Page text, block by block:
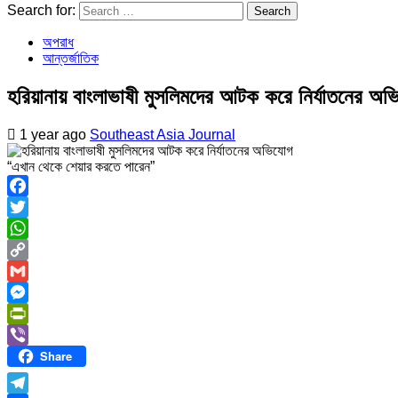
Search for:
অপরাধ
আন্তর্জাতিক
হরিয়ানায় বাংলাভাষী মুসলিমদের আটক করে নির্যাতনের
1 year ago Southeast Asia Journal
“এখান থেকে শেয়ার করতে পারেন”
Facebook
Twitter
WhatsApp
Copy
Link
Gmail
Messenger
PrintFriendly
ViberShare